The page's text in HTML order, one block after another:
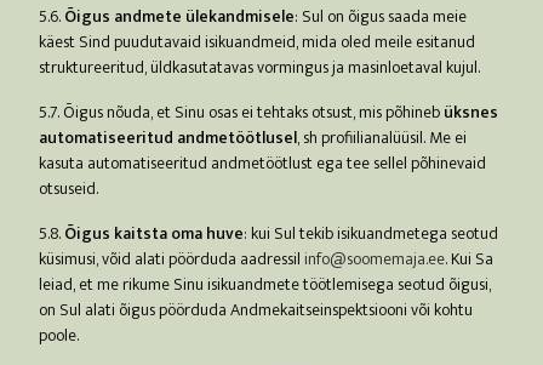
5.6.Õigus andmete ülekandmisele: Sul on õigus saada meie
käest Sind puudutavaid isikuandmeid, mida oled meile esitanud
struktureeritud, üldkasutatavas vormingus ja masinloetaval kujul.
5.7. Õigus nõuda, et Sinu osas ei tehtaks otsust, mis põhinebüksnes
automatiseeritud andmetöötlusel, sh profiilianalüüsil. Me ei
kasuta automatiseeritud andmetöötlust ega tee sellel põhinevaid
otsuseid.
5.8.Õigus kaitsta oma huve: kui Sul tekib isikuandmetega seotud
küsimusi, võid alati pöörduda aadressil info@soomemaja.ee. Kui Sa
leiad, et me rikume Sinu isikuandmete töötlemisega seotud õigusi,
on Sul alati õigus pöörduda Andmekaitseinspektsiooni või kohtu
poole.